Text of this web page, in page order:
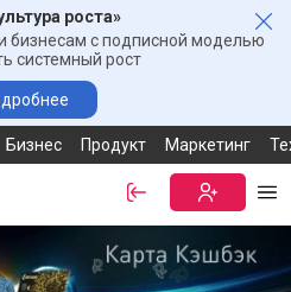
роста»
бизнесам с подписной моделью
системный рост
Бизнес Продукт Маркетинг
Войти